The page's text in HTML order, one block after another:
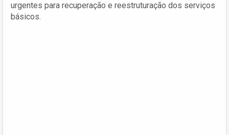
urgentes para recuperação e reestruturação dos serviços
básicos.